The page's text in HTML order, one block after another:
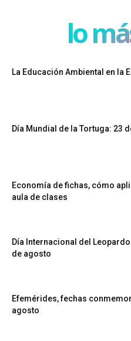
lo
La Educación Ambiental en la
Día Mundial de la Tortuga: 23
Economía de fichas, cómo
aula de clases
Día Internacional del
de agosto
Efemérides, fechas
agosto